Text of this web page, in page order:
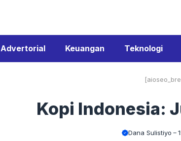
Advertorial Keuangan Teknologi
Kopi Indonesia:
Dana Sulistiyo